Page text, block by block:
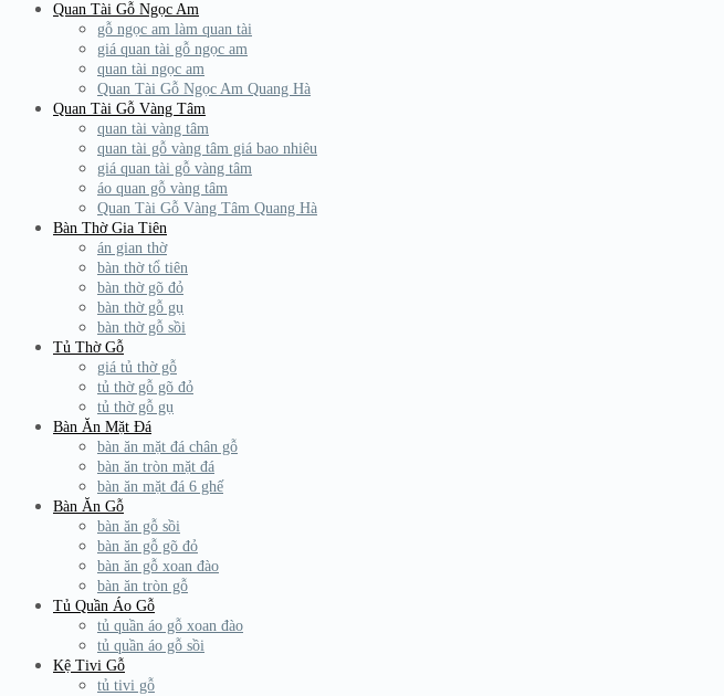
Quan Tài Gỗ Ngọc Am
gỗ ngọc am làm quan tài
giá quan tài gỗ ngọc am
quan tài ngọc am
Quan Tài Gỗ Ngọc Am Quang Hà
Quan Tài Gỗ Vàng Tâm
quan tài vàng tâm
quan tài gỗ vàng tâm giá bao nhiêu
giá quan tài gỗ vàng tâm
áo quan gỗ vàng tâm
Quan Tài Gỗ Vàng Tâm Quang Hà
Bàn Thờ Gia Tiên
án gian thờ
bàn thờ tổ tiên
bàn thờ gõ đỏ
bàn thờ gỗ gụ
bàn thờ gỗ sồi
Tủ Thờ Gỗ
giá tủ thờ gỗ
tủ thờ gỗ gõ đỏ
tủ thờ gỗ gụ
Bàn Ăn Mặt Đá
bàn ăn mặt đá chân gỗ
bàn ăn tròn mặt đá
bàn ăn mặt đá 6 ghế
Bàn Ăn Gỗ
bàn ăn gỗ sồi
bàn ăn gỗ gõ đỏ
bàn ăn gỗ xoan đào
bàn ăn tròn gỗ
Tủ Quần Áo Gỗ
tủ quần áo gỗ xoan đào
tủ quần áo gỗ sồi
Kệ Tivi Gỗ
tủ tivi gỗ